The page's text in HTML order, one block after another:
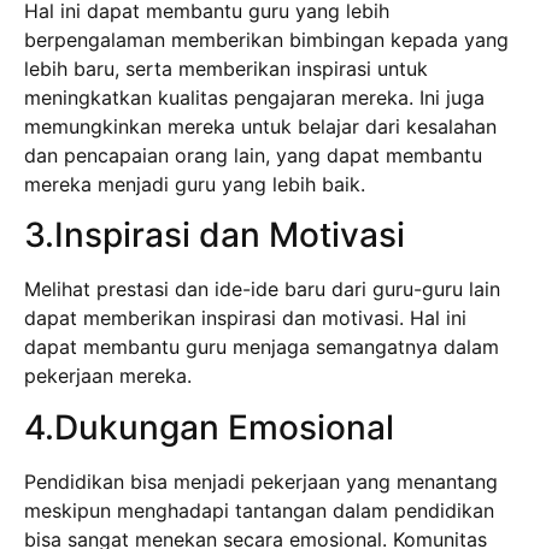
Hal ini dapat membantu guru yang lebih
berpengalaman memberikan bimbingan kepada yang
lebih baru, serta memberikan inspirasi untuk
meningkatkan kualitas pengajaran mereka. Ini juga
memungkinkan mereka untuk belajar dari kesalahan
dan pencapaian orang lain, yang dapat membantu
mereka menjadi guru yang lebih baik.
3.Inspirasi dan Motivasi
Melihat prestasi dan ide-ide baru dari guru-guru lain
dapat memberikan inspirasi dan motivasi. Hal ini
dapat membantu guru menjaga semangatnya dalam
pekerjaan mereka.
4.Dukungan Emosional
Pendidikan bisa menjadi pekerjaan yang menantang
meskipun menghadapi tantangan dalam pendidikan
bisa sangat menekan secara emosional. Komunitas